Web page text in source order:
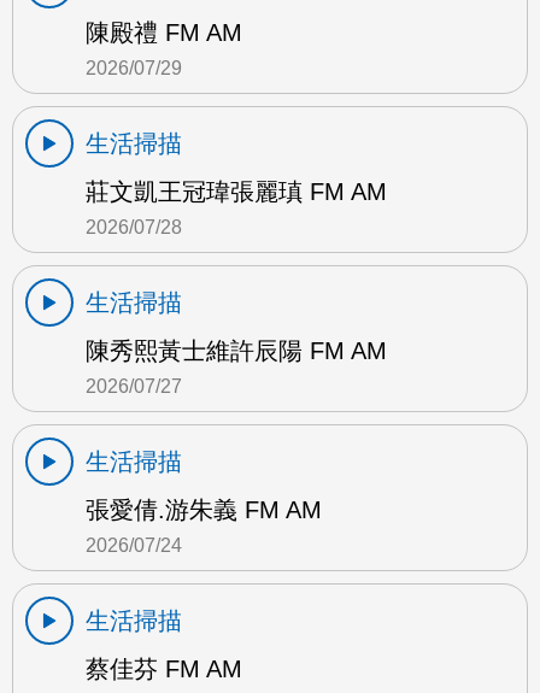
陳殿禮 FM AM
2026/07/29
生活掃描
莊文凱王冠瑋張麗瑱 FM AM
2026/07/28
生活掃描
陳秀熙黃士維許辰陽 FM AM
2026/07/27
生活掃描
張愛倩.游朱義 FM AM
2026/07/24
生活掃描
蔡佳芬 FM AM